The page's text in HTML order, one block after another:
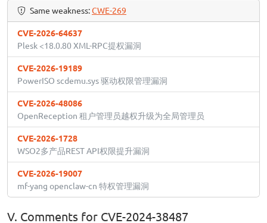
Same weakness:CWE-269
CVE-2026-64637
Plesk <18.0.80 XML-RPC提权漏洞
CVE-2026-19189
PowerISO scdemu.sys 驱动权限管理漏洞
CVE-2026-48086
OpenReception 租户管理员越权升级为全局管理员
CVE-2026-1728
WSO2多产品REST API权限提升漏洞
CVE-2026-19007
mf-yang openclaw-cn 特权管理漏洞
V. Comments for CVE-2024-38487